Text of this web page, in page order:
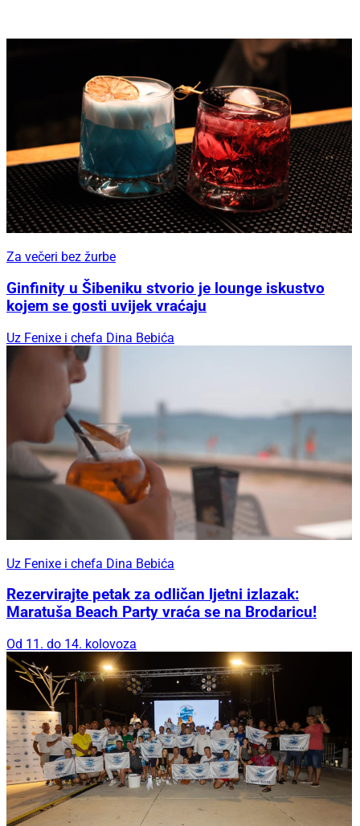
Za večeri bez žurbe
Ginfinity u Šibeniku stvorio je lounge iskustvo
kojem se gosti uvijek vraćaju
Uz Fenixe i chefa Dina Bebića
Uz Fenixe i chefa Dina Bebića
Rezervirajte petak za odličan ljetni izlazak:
Maratuša Beach Party vraća se na Brodaricu!
Od 11. do 14. kolovoza